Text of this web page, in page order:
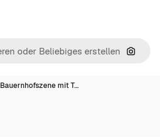
Nach
Bauernhofszene mit T…